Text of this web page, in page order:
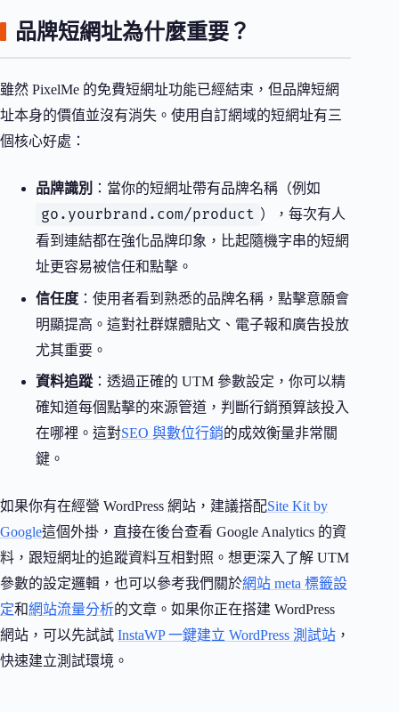
品牌短網址為什麼重要？
雖然 PixelMe 的免費短網址功能已經結束，但品牌短網
址本身的價值並沒有消失。使用自訂網域的短網址有三
個核心好處：
品牌識別 ：當你的短網址帶有品牌名稱（例如
go.yourbrand.com/product ），每次有人
看到連結都在強化品牌印象，比起隨機字串的短網
址更容易被信任和點擊。
信任度 ：使用者看到熟悉的品牌名稱，點擊意願會
明顯提高。這對社群媒體貼文、電子報和廣告投放
尤其重要。
資料追蹤 ：透過正確的 UTM 參數設定，你可以精
確知道每個點擊的來源管道，判斷行銷預算該投入
在哪裡。這對SEO 與數位行銷的成效衡量非常關
鍵。
如果你有在經營 WordPress 網站，建議搭配Site Kit by
Google這個外掛，直接在後台查看 Google Analytics 的資
料，跟短網址的追蹤資料互相對照。想更深入了解 UTM
參數的設定邏輯，也可以參考我們關於網站 meta 標籤設
定和網站流量分析的文章。如果你正在搭建 WordPress
網站，可以先試試 InstaWP 一鍵建立 WordPress 測試站 ，
快速建立測試環境。